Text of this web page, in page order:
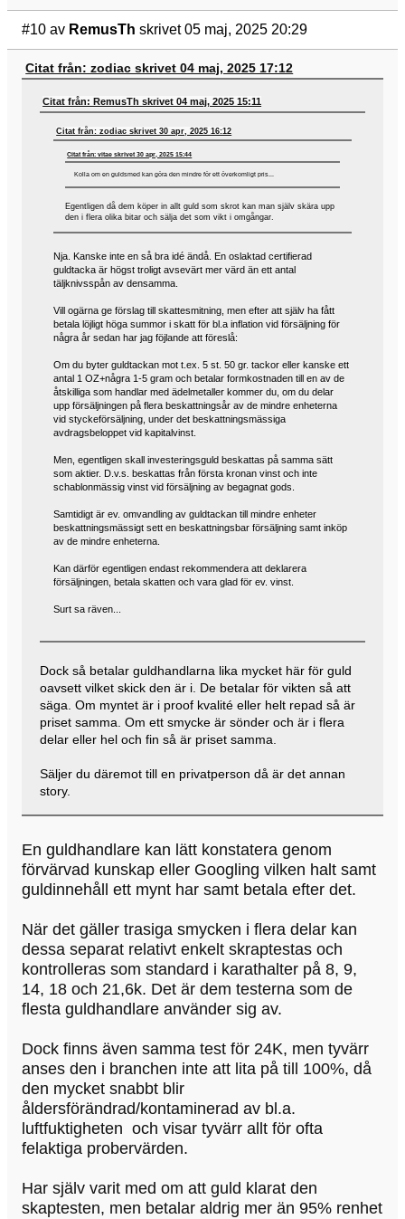
#10 av RemusTh skrivet 05 maj, 2025 20:29
Citat från: zodiac skrivet 04 maj, 2025 17:12
Citat från: RemusTh skrivet 04 maj, 2025 15:11
Citat från: zodiac skrivet 30 apr, 2025 16:12
Citat från: vitae skrivet 30 apr, 2025 15:44
Kolla om en guldsmed kan göra den mindre för ett överkomligt pris...
Egentligen då dem köper in allt guld som skrot kan man själv skära upp
den i flera olika bitar och sälja det som vikt i omgångar.
Nja. Kanske inte en så bra idé ändå. En oslaktad certifierad
guldtacka är högst troligt avsevärt mer värd än ett antal
täljknivsspån av densamma.
Vill ogärna ge förslag till skattesmitning, men efter att själv ha fått
betala löjligt höga summor i skatt för bl.a inflation vid försäljning för
några år sedan har jag föjlande att föreslå:
Om du byter guldtackan mot t.ex. 5 st. 50 gr. tackor eller kanske ett
antal 1 OZ+några 1-5 gram och betalar formkostnaden till en av de
åtskilliga som handlar med ädelmetaller kommer du, om du delar
upp försäljningen på flera beskattningsår av de mindre enheterna
vid styckeförsäljning, under det beskattningsmässiga
avdragsbeloppet vid kapitalvinst.
Men, egentligen skall investeringsguld beskattas på samma sätt
som aktier. D.v.s. beskattas från första kronan vinst och inte
schablonmässig vinst vid försäljning av begagnat gods.
Samtidigt är ev. omvandling av guldtackan till mindre enheter
beskattningsmässigt sett en beskattningsbar försäljning samt inköp
av de mindre enheterna.
Kan därför egentligen endast rekommendera att deklarera
försäljningen, betala skatten och vara glad för ev. vinst.
Surt sa räven...
Dock så betalar guldhandlarna lika mycket här för guld
oavsett vilket skick den är i. De betalar för vikten så att
säga. Om myntet är i proof kvalité eller helt repad så är
priset samma. Om ett smycke är sönder och är i flera
delar eller hel och fin så är priset samma.
Säljer du däremot till en privatperson då är det annan
story.
En guldhandlare kan lätt konstatera genom
förvärvad kunskap eller Googling vilken halt samt
guldinnehåll ett mynt har samt betala efter det.
När det gäller trasiga smycken i flera delar kan
dessa separat relativt enkelt skraptestas och
kontrolleras som standard i karathalter på 8, 9,
14, 18 och 21,6k. Det är dem testerna som de
flesta guldhandlare använder sig av.
Dock finns även samma test för 24K, men tyvärr
anses den i branchen inte att lita på till 100%, då
den mycket snabbt blir
åldersförändrad/kontaminerad av bl.a.
luftfuktigheten och visar tyvärr allt för ofta
felaktiga probervärden.
Har själv varit med om att guld klarat den
skaptesten, men betalar aldrig mer än 95% renhet